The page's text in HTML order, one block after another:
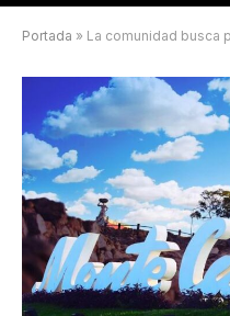
Portada » La comunidad busca